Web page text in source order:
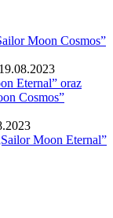
Moon Cosmos”
19.08.2023
Eternal” oraz
Cosmos”
Moon Eternal”